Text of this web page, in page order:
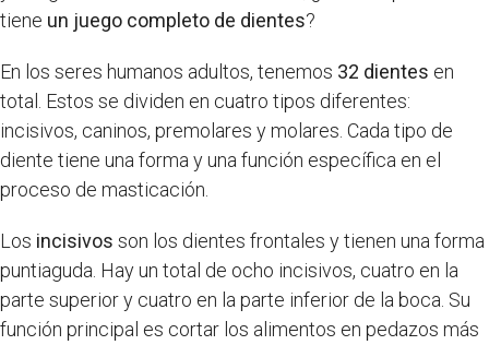
tiene un juego completo de dientes?
En los seres humanos adultos, tenemos 32 dientes en
total. Estos se dividen en cuatro tipos diferentes:
incisivos, caninos, premolares y molares. Cada tipo de
diente tiene una forma y una función específica en el
proceso de masticación.
Los incisivos son los dientes frontales y tienen una forma
puntiaguda. Hay un total de ocho incisivos, cuatro en la
parte superior y cuatro en la parte inferior de la boca. Su
función principal es cortar los alimentos en pedazos más